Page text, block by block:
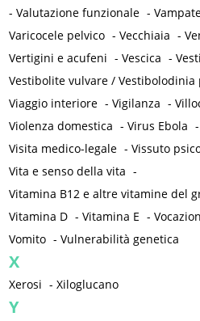
-Valutazione funzionale -
Varicocele pelvico -Vecchiaia -
Vertigini e acufeni -Vescica -
Vestibolite vulvare / Vestibolodinia
Viaggio interiore -Vigilanza -
Violenza domestica -Virus Ebola
Visita medico-legale -Vissuto
Vita e senso della vita -
Vitamina B12 e altre vitamine del
Vitamina D -Vitamina E -
Vomito -Vulnerabilità genetica
X
Xerosi -Xiloglucano
Y